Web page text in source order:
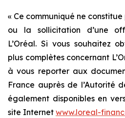
« Ce communiqué ne
ou la sollicitation d’une
L’Oréal. Si vous souhaitez
plus complètes concernant
à vous reporter aux
France auprès de l’Autorité
également disponibles en
site Internet www.loreal-